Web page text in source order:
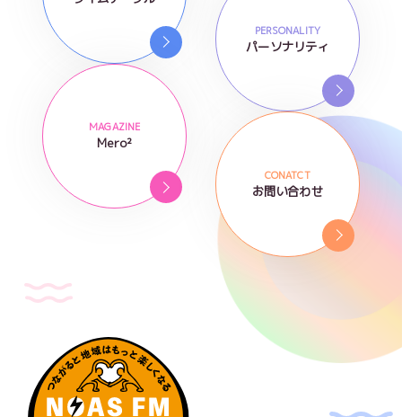
PERSONALITY
パーソナリティ
MAGAZINE
Mero²
CONATCT
お問い合わせ